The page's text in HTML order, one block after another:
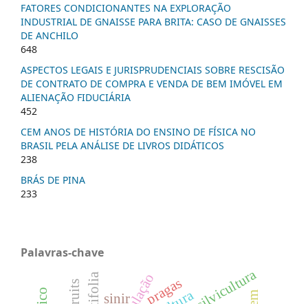
FATORES CONDICIONANTES NA EXPLORAÇÃO
INDUSTRIAL DE GNAISSE PARA BRITA: CASO DE GNAISSES
DE ANCHILO
648
ASPECTOS LEGAIS E JURISPRUDENCIAIS SOBRE RESCISÃO
DE CONTRATO DE COMPRA E VENDA DE BEM IMÓVEL EM
ALIENAÇÃO FIDUCIÁRIA
452
CEM ANOS DE HISTÓRIA DO ENSINO DE FÍSICA NO
BRASIL PELA ANÁLISE DE LIVROS DIDÁTICOS
238
BRÁS DE PINA
233
Palavras-chave
pragas silvicultura
sinir